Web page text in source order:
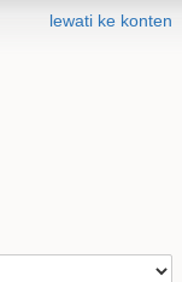
lewati ke konten